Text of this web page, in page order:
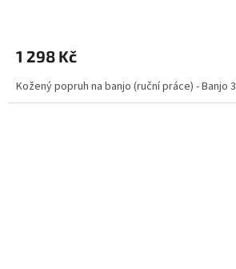
1 298 Kč
Kožený popruh na banjo (ruční práce) - Banjo 3